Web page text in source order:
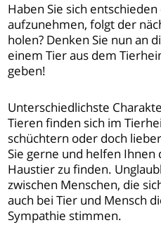
Haben Sie sich
aufzunehmen, folgt der
holen? Denken Sie nun an
einem Tier aus dem
geben!
Unterschiedlichste
Tieren finden sich im
schüchtern oder doch
Sie gerne und helfen Ihnen
Haustier zu finden.
zwischen Menschen, die
auch bei Tier und Mensch
Sympathie stimmen.